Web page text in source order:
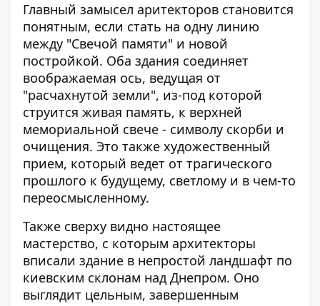
Главный замысел аритекторов становится
понятным, если стать на одну линию
между "Свечой памяти" и новой
постройкой. Оба здания соединяет
воображаемая ось, ведущая от
"расчахнутой земли", из-под которой
струится живая память, к верхней
мемориальной свече - символу скорби и
очищения. Это также художественный
прием, который ведет от трагического
прошлого к будущему, светлому и в чем-то
переосмысленному.
Также сверху видно настоящее
мастерство, с которым архитекторы
вписали здание в непростой ландшафт по
киевским склонам над Днепром. Оно
выглядит цельным, завершенным